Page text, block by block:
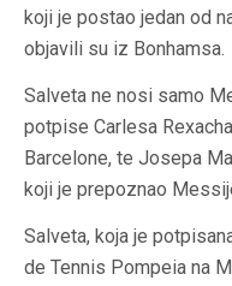
koji je postao jedan od
objavili su iz Bonhamsa.
Salveta ne nosi samo
potpise Carlesa
Barcelone, te Josepa
koji je prepoznao
Salveta, koja je
de Tennis Pompeia na